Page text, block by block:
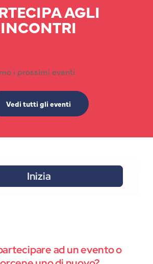
AGLI
INCONTRI
i prossimi eventi
Vedi tutti gli eventi